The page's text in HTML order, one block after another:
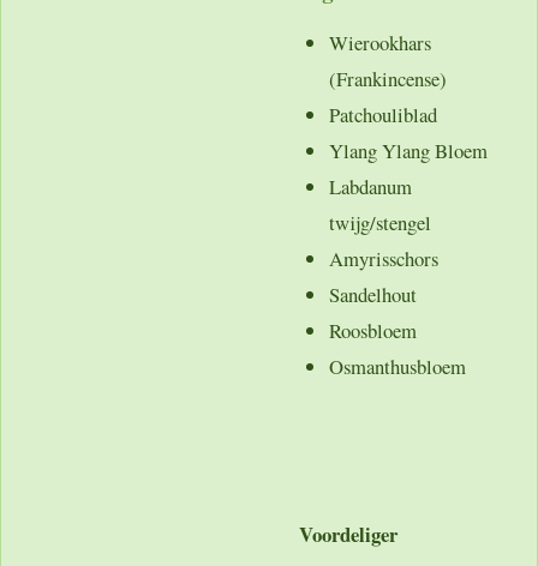
Wierookhars
(Frankincense)
Patchouliblad
Ylang Ylang Bloem
Labdanum
twijg/stengel
Amyrisschors
Sandelhout
Roosbloem
Osmanthusbloem
Voordeliger